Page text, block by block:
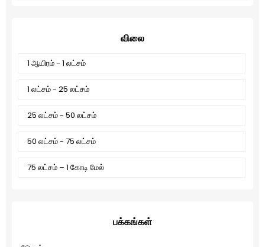
விலை
1 ஆயிரம் - 1 லட்சம்
1 லட்சம் - 25 லட்சம்
25 லட்சம் - 50 லட்சம்
50 லட்சம் - 75 லட்சம்
75 லட்சம் – 1 கோடி மேல்
பக்கங்கள்